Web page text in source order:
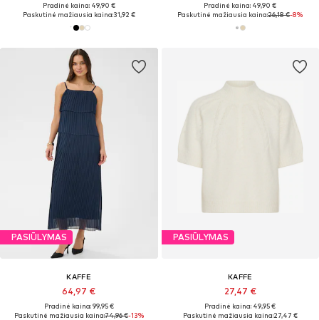
Pradinė kaina: 49,90 €
Paskutinė mažiausia kaina:31,92 €
Pradinė kaina: 49,90 €
Paskutinė mažiausia kaina:26,18 €-8%
PASIŪLYMAS
KAFFE
64,97 €
Pradinė kaina: 99,95 €
Paskutinė mažiausia kaina:74,96 €-13%
PASIŪLYMAS
KAFFE
27,47 €
Pradinė kaina: 49,95 €
Paskutinė mažiausia kaina:27,47 €